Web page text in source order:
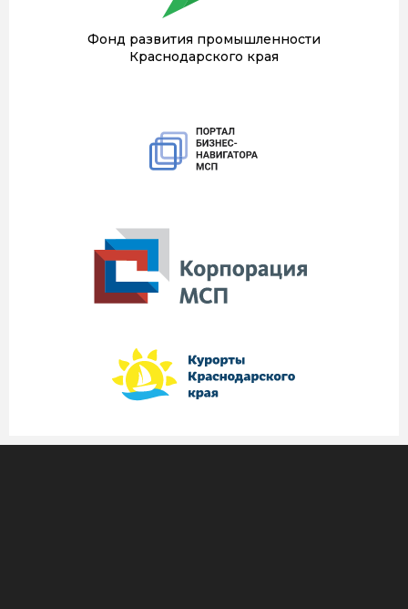
Фонд развития промышленности
Краснодарского края